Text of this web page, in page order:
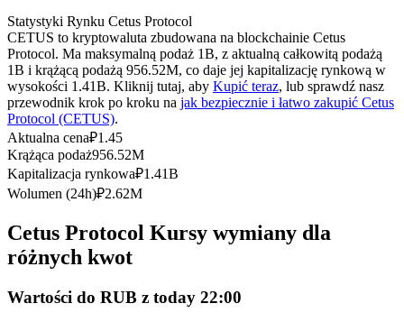
Kopiowanie Transakcji
Dołącz do najlepszych traderów
Statystyki Rynku Cetus Protocol
CETUS to kryptowaluta zbudowana na blockchainie Cetus
Protocol. Ma maksymalną podaż 1B, z aktualną całkowitą podażą
1B i krążącą podażą 956.52M, co daje jej kapitalizację rynkową w
wysokości 1.41B. Kliknij tutaj, aby Kupić teraz, lub sprawdź nasz
przewodnik krok po kroku na jak bezpiecznie i łatwo zakupić Cetus
Protocol (CETUS).
Aktualna cena₽1.45
Krążąca podaż956.52M
Kapitalizacja rynkowa₽1.41B
Wolumen (24h)₽2.62M
Cetus Protocol Kursy wymiany dla
różnych kwot
Wartości do RUB z today 22:00